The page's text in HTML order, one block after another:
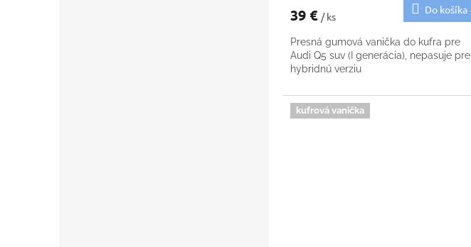
39 € / ks
Do košíka
Presná gumová vanička do kufra pre
Audi Q5 suv (I generácia), nepasuje pre
hybridnú verziu
kufrová vanička